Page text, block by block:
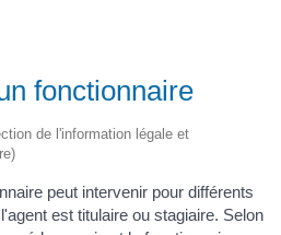
fonctionnaire
de l'information légale et
peut intervenir pour différents
est titulaire ou stagiaire. Selon